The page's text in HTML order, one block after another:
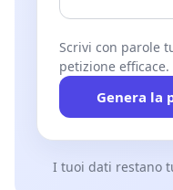
Scrivi con parole
petizione efficace.
Genera la
I tuoi dati restano